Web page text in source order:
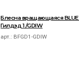
Блесна вращающаяся BLUE
Гилдэд 1 /GDIW
арт.: BFGD1-GDIW